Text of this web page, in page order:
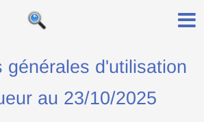
générales d'utilisation
au 23/10/2025